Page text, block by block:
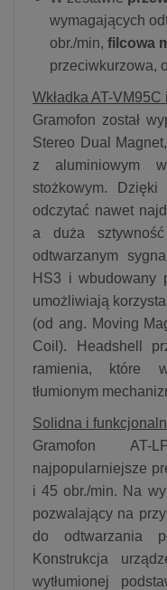
wymagających
obr./min, filcowa
przeciwkurzowa,
Wkładka AT-
Gramofon został
Stereo Dual
z aluminiowym
stożkowym.
odczytać nawet
a duża
odtwarzanym
HS3 i wbudowany
umożliwiają
(od ang. Moving
Coil). Headshell
ramienia, które
tłumionym
Solidna i
Gramofon AT-
najpopularniejsze
i 45 obr./min. Na
pozwalający na
do odtwarzania
Konstrukcja
wytłumionej